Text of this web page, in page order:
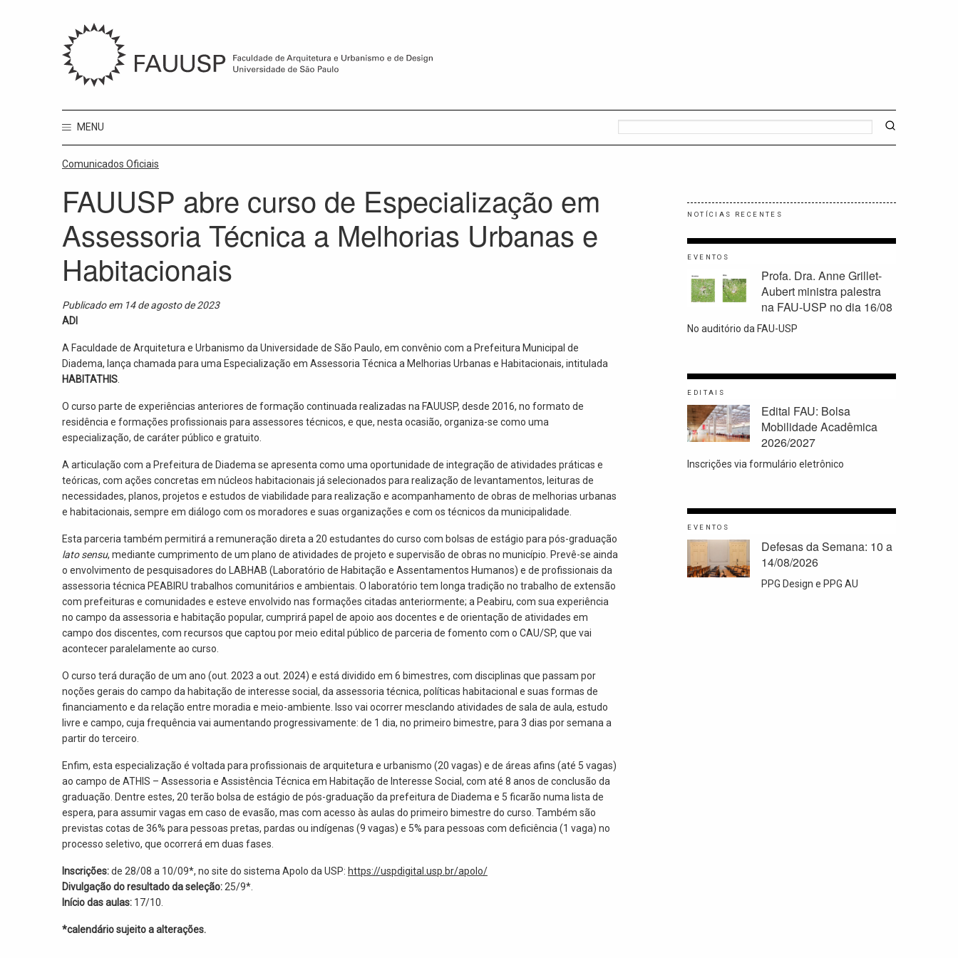
MENU
Comunicados Oficiais
FAUUSP abre curso de Especialização em
Assessoria Técnica a Melhorias Urbanas e
Habitacionais
Publicado em 14 de agosto de 2023
ADI
A Faculdade de Arquitetura e Urbanismo da Universidade de São Paulo, em convênio com a Prefeitura Municipal de
Diadema, lança chamada para uma Especialização em Assessoria Técnica a Melhorias Urbanas e Habitacionais, intitulada
HABITATHIS
O curso parte de experiências anteriores de formação continuada realizadas na FAUUSP, desde 2016, no formato de
residência e formações profissionais para assessores técnicos, e que, nesta ocasião, organiza-se como uma
especialização, de caráter público e gratuito.
A articulação com a Prefeitura de Diadema se apresenta como uma oportunidade de integração de atividades práticas e
teóricas, com ações concretas em núcleos habitacionais já selecionados para realização de levantamentos, leituras de
necessidades, planos, projetos e estudos de viabilidade para realização e acompanhamento de obras de melhorias urbanas
e habitacionais, sempre em diálogo com os moradores e suas organizações e com os técnicos da municipalidade.
Esta parceria também permitirá a remuneração direta a 20 estudantes do curso com bolsas de estágio para pós-graduação
lato sensu, mediante cumprimento de um plano de atividades de projeto e supervisão de obras no município. Prevê-se ainda
o envolvimento de pesquisadores do LABHAB (Laboratório de Habitação e Assentamentos Humanos) e de profissionais da
assessoria técnica PEABIRU trabalhos comunitários e ambientais. O laboratório tem longa tradição no trabalho de extensão
com prefeituras e comunidades e esteve envolvido nas formações citadas anteriormente; a Peabiru, com sua experiência
no campo da assessoria e habitação popular, cumprirá papel de apoio aos docentes e de orientação de atividades em
campo dos discentes, com recursos que captou por meio edital público de parceria de fomento com o CAU/SP, que vai
acontecer paralelamente ao curso.
O curso terá duração de um ano (out. 2023 a out. 2024) e está dividido em 6 bimestres, com disciplinas que passam por
noções gerais do campo da habitação de interesse social, da assessoria técnica, políticas habitacional e suas formas de
financiamento e da relação entre moradia e meio-ambiente. Isso vai ocorrer mesclando atividades de sala de aula, estudo
livre e campo, cuja frequência vai aumentando progressivamente: de 1 dia, no primeiro bimestre, para 3 dias por semana a
partir do terceiro.
Enfim, esta especialização é voltada para profissionais de arquitetura e urbanismo (20 vagas) e de áreas afins (até 5 vagas)
ao campo de ATHIS – Assessoria e Assistência Técnica em Habitação de Interesse Social, com até 8 anos de conclusão da
graduação. Dentre estes, 20 terão bolsa de estágio de pós-graduação da prefeitura de Diadema e 5 ficarão numa lista de
espera, para assumir vagas em caso de evasão, mas com acesso às aulas do primeiro bimestre do curso. Também são
previstas cotas de 36% para pessoas pretas, pardas ou indígenas (9 vagas) e 5% para pessoas com deficiência (1 vaga) no
processo seletivo, que ocorrerá em duas fases.
Inscrições:de 28/08 a 10/09*, no site do sistema Apolo da USP: https://uspdigital.usp.br/apolo/
Divulgação do resultado da seleção: 25/9*.
Início das aulas: 17/10.
*calendário sujeito a alterações.
NOTÍCIAS RECENTES
EVENTOS
Profa. Dra. Anne Grillet-
Aubert ministra palestra
na FAU-USP no dia 16/08
No auditório da FAU-USP
EDITAIS
Edital FAU: Bolsa
Mobilidade Acadêmica
2026/2027
Inscrições via formulário eletrônico
EVENTOS
Defesas da Semana: 10 a
14/08/2026
PPG Design e PPG AU